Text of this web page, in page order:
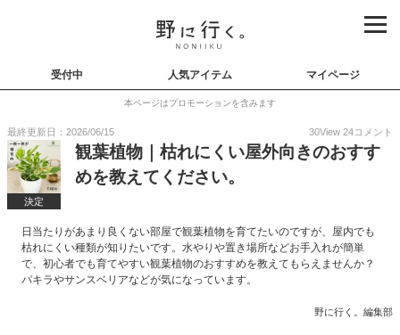
受付中 人気アイテム マイページ
本ページはプロモーションを含みます
最終更新日：2026/06/15 30View 24コメント
決定
観葉植物｜枯れにくい屋外向きのおすす
めを教えてください。
日当たりがあまり良くない部屋で観葉植物を育てたいのですが、屋内でも
枯れにくい種類が知りたいです。水やりや置き場所などお手入れが簡単
で、初心者でも育てやすい観葉植物のおすすめを教えてもらえませんか？
パキラやサンスベリアなどが気になっています。
野に行く。編集部